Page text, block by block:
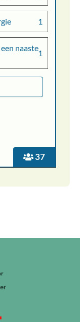
37
1
naaste
1